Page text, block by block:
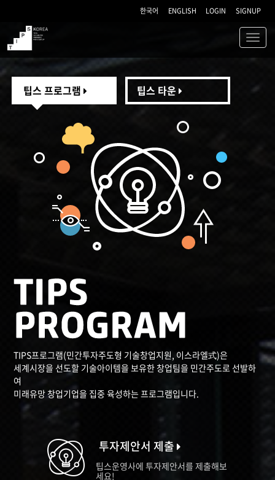
한국어 ENGLISH LOGIN SIGNUP
TIPS
팁스 프로그램 팁스 타운
TIPS프로그램(민간투자주도형 기술창업지원, 이스라엘式)은
세계시장을 선도할 기술아이템을 보유한 창업팀을 민간주도로 선발하
여
미래유망 창업기업을 집중 육성하는 프로그램입니다.
투자제안서 제출
팁스운영사에 투자제안서를 제출해보
세요!